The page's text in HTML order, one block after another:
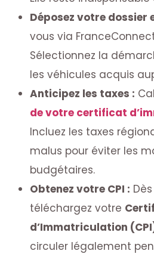
Déposez votre dossier
vous via
Sélectionnez la
les véhicules acquis
Anticipez les taxes :
de votre certificat
Incluez les taxes
malus pour éviter les
budgétaires.
Obtenez votre CPI :
téléchargez votre
d’Immatriculation
circuler légalement